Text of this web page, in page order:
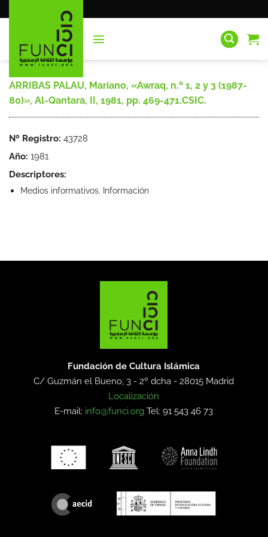
al
ARRIBAS PALAU, Mariano, «Awraq, n.º 1, 2 y 3 (1987-
80)», Al-Qantara, II, 1981, pp. 469-471.CSIC.
Nº Registro: 43728
Año: 1981
Descriptores:
Medios informativos. Información
Fundación de Cultura Islámica
C/ Guzmán el Bueno, 3 - 2º dcha -28015 Madrid
Localización
E-mail: info@funci.org Tel: 91 543 46 73